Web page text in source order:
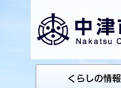
くらしの情報